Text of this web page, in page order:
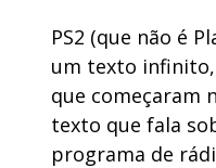
PS2 (que não é
um texto infinito,
que começaram
texto que fala
programa de